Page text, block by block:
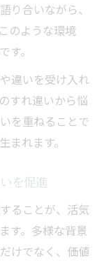
り合いながら、
のような環境
。
違いを受け入れ
すれ違いから悩
を重ねることで
まれます。
を促進
ることが、活気
す。多様な背景
けでなく、価値